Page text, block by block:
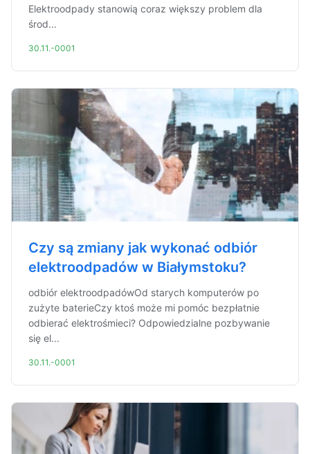
Elektroodpady stanowią coraz większy problem dla
środ...
30.11.-0001
Czy są zmiany jak wykonać odbiór
elektroodpadów w Białymstoku?
odbiór elektroodpadówOd starych komputerów po
zużyte baterieCzy ktoś może mi pomóc bezpłatnie
odbierać elektrośmieci? Odpowiedzialne pozbywanie
się el...
30.11.-0001